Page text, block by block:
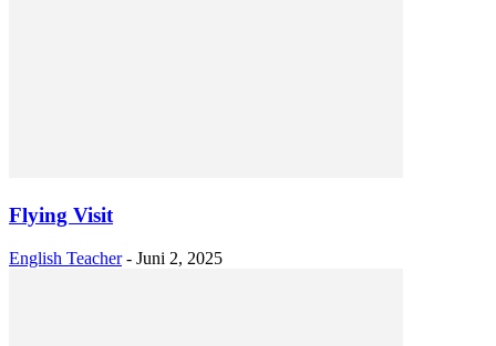
Flying Visit
English Teacher - Juni 2, 2025